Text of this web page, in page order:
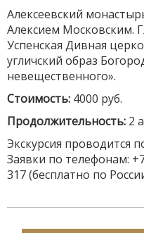
Алексеевский
Алексием Московским.
Успенская Дивная
угличский образ
невещественного».
Стоимость: 4000 руб.
Продолжительность: 2
Экскурсия проводится
Заявки по телефонам:
317 (бесплатно по